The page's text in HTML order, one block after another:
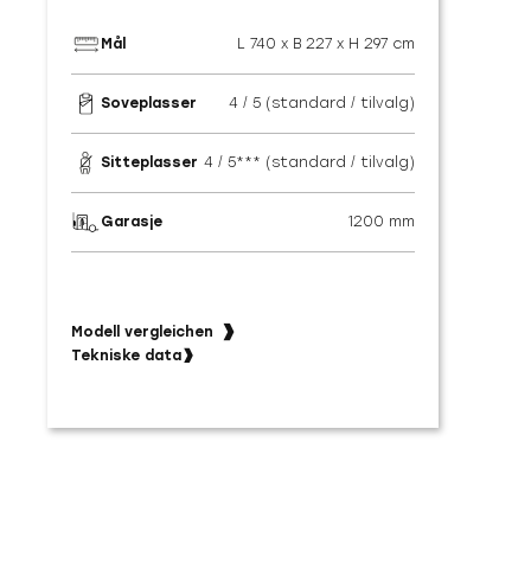
Mål L 740 x B 227 x H 297 cm
Soveplasser 4 / 5 (standard / tilvalg)
Sitteplasser 4 / 5*** (standard / tilvalg)
Garasje 1200 mm
Modell vergleichen
Tekniske data